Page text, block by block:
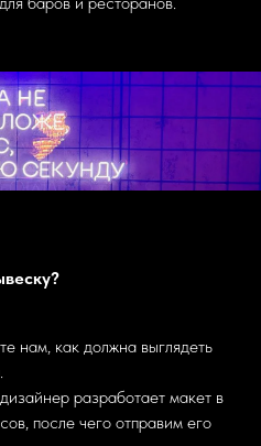
нам, как должна выглядеть
разработает макет в
после чего отправим его